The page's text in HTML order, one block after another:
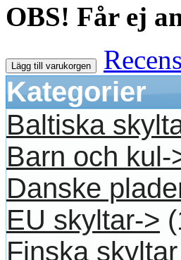
OBS! Får ej
Lägg till varukorgen
Kategorier
Baltiska
Barn och kul-
Danske
EU skyltar->
Finska skyltar